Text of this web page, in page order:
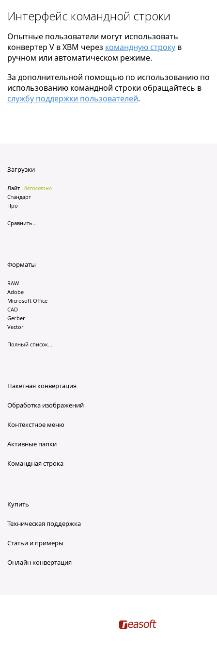
Интерфейс командной строки
Опытные пользователи могут использовать
конвертер V в XBM через командную строку в
ручном или автоматическом режиме.
За дополнительной помощью по использованию по
использованию командной строки обращайтесь в
службу поддержки пользователей.
Загрузки
Лайт бесплатно
Стандарт
Про
Сравнить...
Форматы
RAW
Adobe
Microsoft Office
CAD
Gerber
Vector
Полный список...
Пакетная конвертация
Обработка изображений
Контекстное меню
Активные папки
Командная строка
Купить
Техническая поддержка
Статьи и примеры
Онлайн конвертация